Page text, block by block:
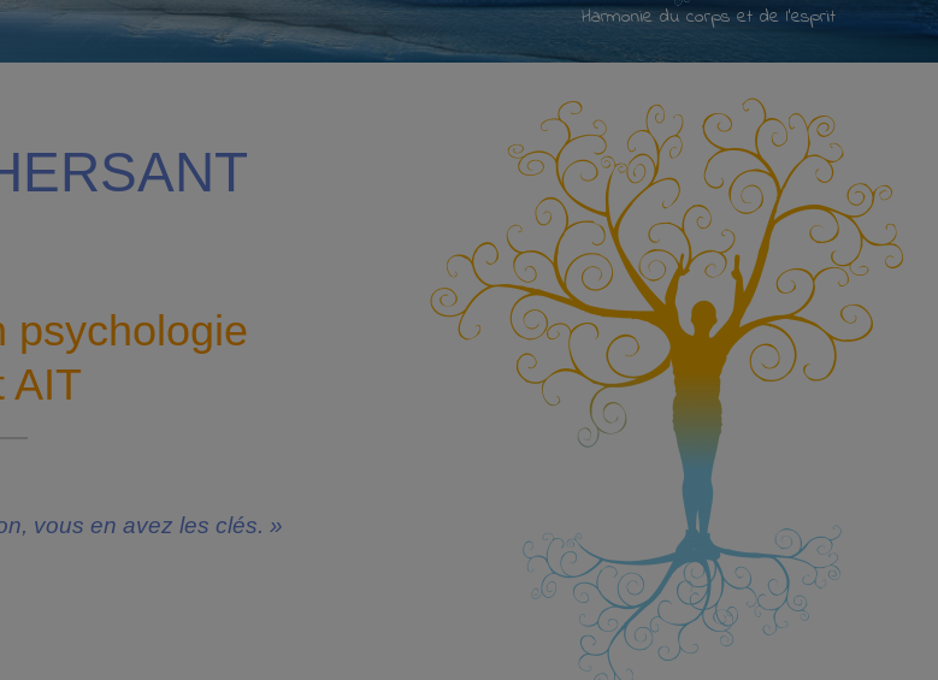
Harmonie du corps et de l'esprit
psychologie
AIT
vous en avez les clés. »